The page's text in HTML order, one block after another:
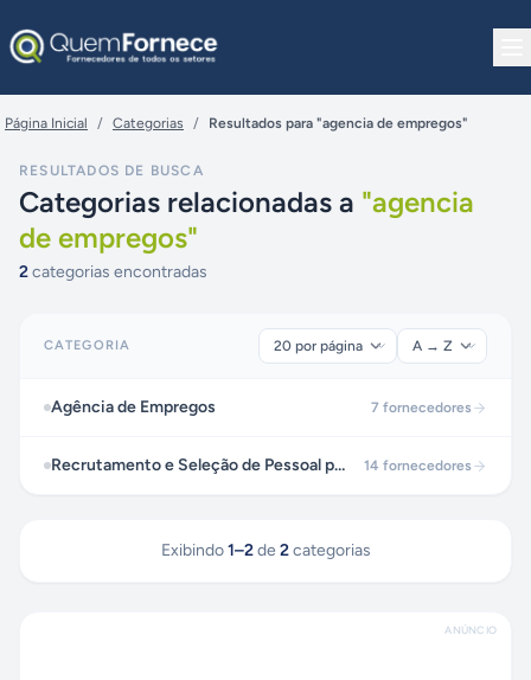
Página Inicial / Categorias / Resultados para "agencia de empregos"
RESULTADOS DE BUSCA
Categorias relacionadas a "agencia
de empregos"
2categorias encontradas
CATEGORIA
Agência de Empregos 7 fornecedores
Recrutamento e Seleção de Pessoal para Serviços Domésticos 14 fornecedores
Exibindo 1–2 de 2 categorias
ANÚNCIO